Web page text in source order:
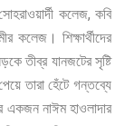
কলেজ,কবি
কলেজ। শিক্ষার্থীদের
তীব্র যানজটের সৃষ্টি
তারা হেঁটে গন্তব্যে
একজন নাঈম হাওলাদার